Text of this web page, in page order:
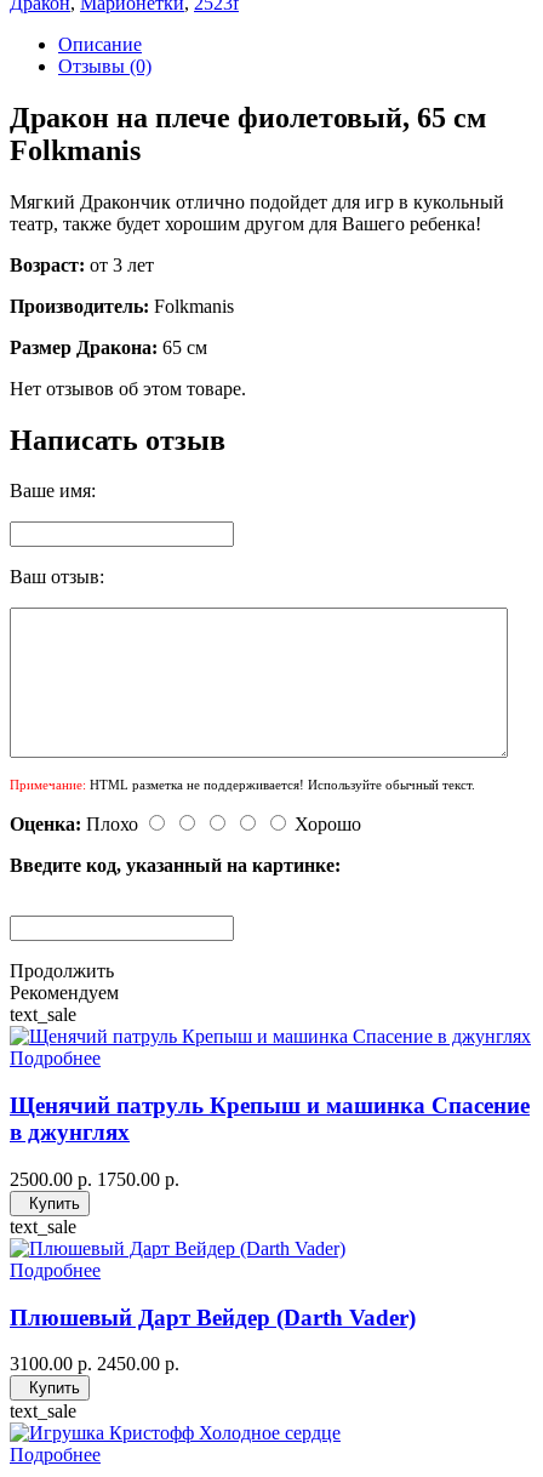
Описание
Отзывы (0)
Дракон на плече фиолетовый, 65 см
Folkmanis
Мягкий Дракончик отлично подойдет для игр в кукольный
театр, также будет хорошим другом для Вашего ребенка!
Возраст: от 3 лет
Производитель: Folkmanis
Размер Дракона: 65 см
Нет отзывов об этом товаре.
Написать отзыв
Ваше имя:
Ваш отзыв:
Примечание: HTML разметка не поддерживается! Используйте обычный текст.
Оценка: Плохо
Хорошо
Введите код, указанный на картинке:
Продолжить
Рекомендуем
text_sale
Подробнее
Щенячий патруль Крепыш и машинка Спасение
в джунглях
2500.00 р. 1750.00 р.
Купить
text_sale
Подробнее
Плюшевый Дарт Вейдер (Darth Vader)
3100.00 р. 2450.00 р.
Купить
text_sale
Подробнее